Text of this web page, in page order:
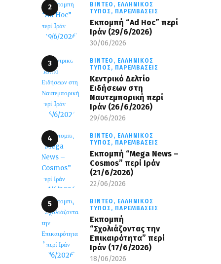
ΒΊΝΤΕΟ, ΕΛΛΗΝΙΚΌΣ
ΤΎΠΟΣ, ΠΑΡΕΜΒΆΣΕΙΣ
Εκπομπή “Ad Hoc” περί
Iράν (29/6/2026)
30/06/2026
ΒΊΝΤΕΟ, ΕΛΛΗΝΙΚΌΣ
ΤΎΠΟΣ, ΠΑΡΕΜΒΆΣΕΙΣ
Κεντρικό Δελτίο
Ειδήσεων στη
Ναυτεμπορική περί
Iράν (26/6/2026)
29/06/2026
ΒΊΝΤΕΟ, ΕΛΛΗΝΙΚΌΣ
ΤΎΠΟΣ, ΠΑΡΕΜΒΆΣΕΙΣ
Eκπομπή “Mega News –
Cosmos” περί Ιράν
(21/6/2026)
22/06/2026
ΒΊΝΤΕΟ, ΕΛΛΗΝΙΚΌΣ
ΤΎΠΟΣ, ΠΑΡΕΜΒΆΣΕΙΣ
Εκπομπή
“Σχολιάζοντας την
Επικαιρότητα” περί
Ιράν (17/6/2026)
18/06/2026